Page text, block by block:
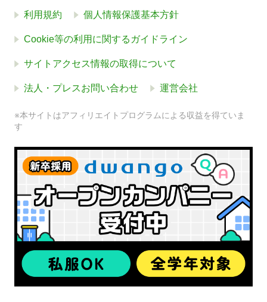
利用規約 個人情報保護基本方針
Cookie等の利用に関するガイドライン
サイトアクセス情報の取得について
法人・プレスお問い合わせ 運営会社
※本サイトはアフィリエイトプログラムによる収益を得ていま
す